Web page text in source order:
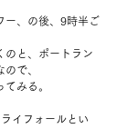
ー、の後、9時半ご
のと、ポートラン
で、
みる。
イフォールとい